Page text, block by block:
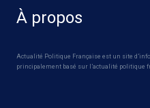
À propos
Actualité Politique Française est un site
principalement basé sur l’actualité politique